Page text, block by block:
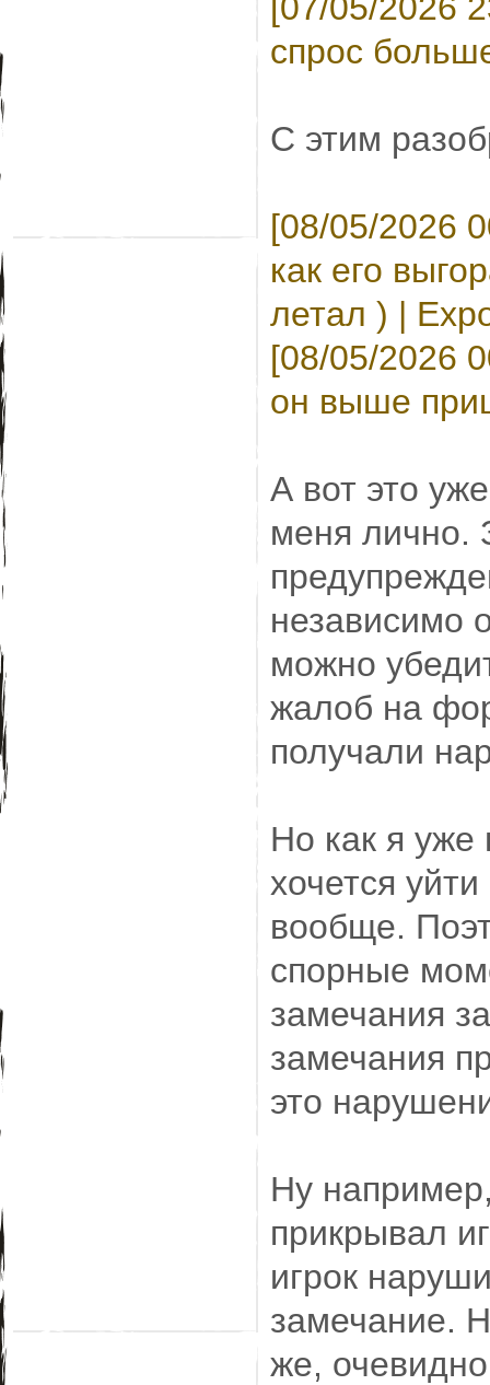
спрос
С этим
[08/05/2026
как его
летал ) |
[08/05/2026
он выше
А вот это
меня лично.
независимо
можно
жалоб на
получали
Но как я уже
хочется
вообще.
спорные
замечания
замечания
это
Ну
прикрывал
игрок
замечание.
же,